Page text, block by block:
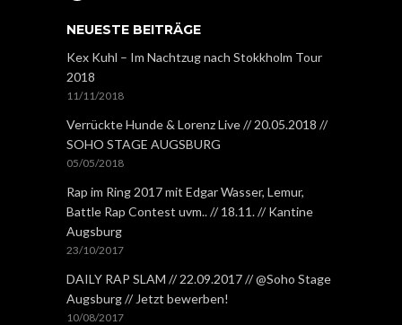
NEUESTE BEITRÄGE
Kex Kuhl – Im Nachtzug nach Stokkholm Tour
2018
11/11/2018
Verrückte Hunde & Lorenz Live // 20.05.2018 //
SOHO STAGE AUGSBURG
05/05/2018
Rap im Ring 2017 mit Edgar Wasser, Lemur,
Battle Rap Contest uvm.. // 18.11. // Kantine
Augsburg
23/10/2017
DAILY RAP SLAM // 22.09.2017 // @Soho Stage
Augsburg // Jetzt bewerben!
10/08/2017